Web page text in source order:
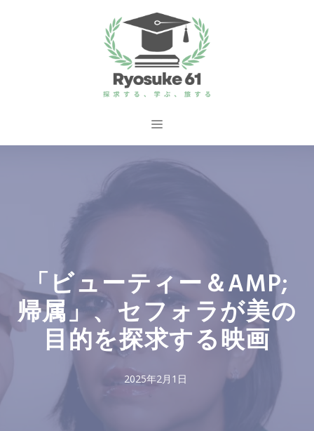
ス
メ
ニ
「ビューティー＆AMP;
帰属」、セフォラが美の
目的を探求する映画
2025年2月1日